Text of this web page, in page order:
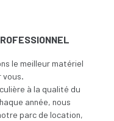
le meilleur matériel
vous.
à la qualité du
année, nous
parc de location,